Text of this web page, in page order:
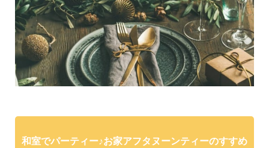
和室でパーティー♪お家アフタヌーンティーのすすめ